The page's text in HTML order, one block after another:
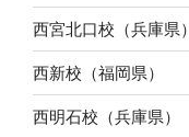
西宮北口校（兵庫県）
西新校（福岡県）
西明石校（兵庫県）